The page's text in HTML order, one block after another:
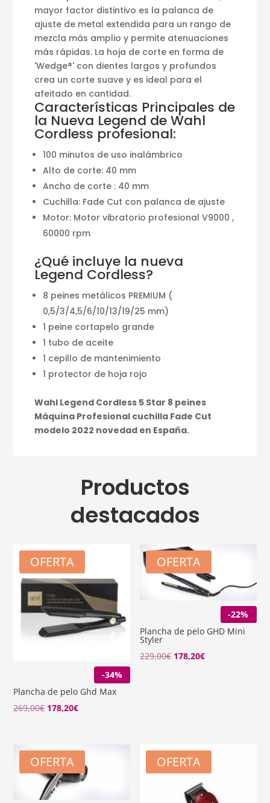
mayor factor distintivo es la palanca de
ajuste de metal extendida para un rango de
mezcla más amplio y permite atenuaciones
más rápidas. La hoja de corte en forma de
'Wedge®' con dientes largos y profundos
crea un corte suave y es ideal para el
afeitado en cantidad.
Características Principales de
la Nueva Legend de Wahl
Cordless profesional:
100 minutos de uso inalámbrico
Alto de corte: 40 mm
Ancho de corte : 40 mm
Cuchilla: Fade Cut con palanca de ajuste
Motor: Motor vibratorio profesional V9000 ,
60000 rpm
¿Qué incluye la nueva
Legend Cordless?
8 peines metálicos PREMIUM (
0,5/3/4,5/6/10/13/19/25 mm)
1 peine cortapelo grande
1 tubo de aceite
1 cepillo de mantenimiento
1 protector de hoja rojo
Wahl Legend Cordless 5 Star 8 peines
Máquina Profesional cuchilla Fade Cut
modelo 2022 novedad en España.
Productos
destacados
OFERTA
-34%
Plancha de pelo Ghd Max
269,00€ El
178,20€El
es:
178,20€.
OFERTA
-22%
Plancha de pelo GHD Mini
Styler
229,00€ El
178,20€El
OFERTA OFERTA